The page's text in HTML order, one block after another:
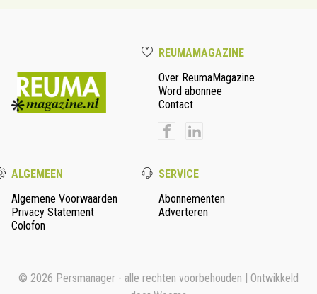
REUMAMAGAZINE
Over ReumaMagazine
Word abonnee
Contact
ALGEMEEN
Algemene Voorwaarden
Privacy Statement
Colofon
SERVICE
Abonnementen
Adverteren
© 2026 Persmanager - alle rechten voorbehouden | Ontwikkeld